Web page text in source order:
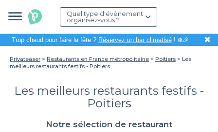
Quel type d'évènement
organisez-vous ?
Trop chaud pour faire la fête ? Réservez un bar climatisé! ❄️🎉 ✖
Privateaser Restaurants en France métropolitaine Poitiers
Les
meilleurs restaurants festifs - Poitiers
Les meilleurs restaurants festifs -
Poitiers
Notre sélection de restaurant